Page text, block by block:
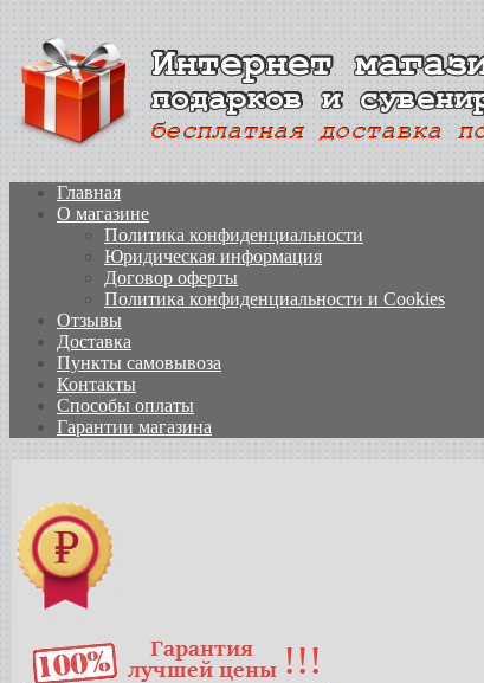
Главная
О магазине
Политика конфиденциальности
Юридическая информация
Договор оферты
Политика конфиденциальности и Cookies
Отзывы
Доставка
Пункты самовывоза
Контакты
Способы оплаты
Гарантии магазина